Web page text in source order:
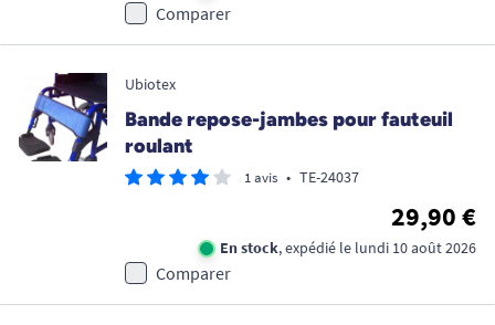
Comparer
Ubiotex
Bande repose-jambes pour fauteuil
roulant
1 avis • TE-24037
29,90 €
En stock, expédié le lundi 10 août 2026
Comparer